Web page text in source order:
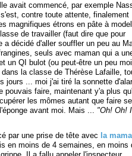
avait commencé, par exemple
contre toute attente, finalement
magnifiques étrons en pâte à
de travailler (faut dire que pour
a décidé d'aller souffler un peu au
seuls avec maman qui a
un QI bulot (ou peut-être un peu
la classe de Thérèse Lafaille,
jours ... moi j'ai tiré la sonnette
pouvais faire, maintenant y'a plus
les mômes autant que faire se
avant moi. Mais ... "Oh! Oh!
par une prise de tête avec la
en moins de 4 semaines, en moins